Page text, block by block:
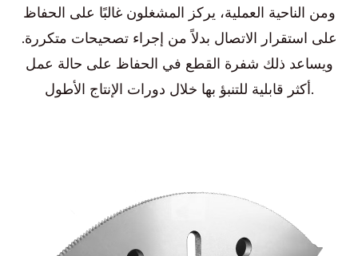
ومن الناحية العملية، يركز المشغلون غالبًا على الحفاظ
على استقرار الاتصال بدلاً من إجراء تصحيحات متكررة.
ويساعد ذلك شفرة القطع في الحفاظ على حالة عمل
أكثر قابلية للتنبؤ بها خلال دورات الإنتاج الأطول.